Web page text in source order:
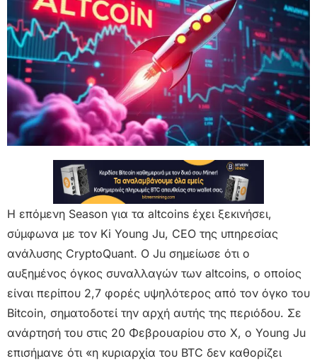
Η επόμενη Season για τα altcoins έχει ξεκινήσει,
σύμφωνα με τον Ki Young Ju, CEO της υπηρεσίας
ανάλυσης CryptoQuant. Ο Ju σημείωσε ότι ο
αυξημένος όγκος συναλλαγών των altcoins, ο οποίος
είναι περίπου 2,7 φορές υψηλότερος από τον όγκο του
Bitcoin, σηματοδοτεί την αρχή αυτής της περιόδου. Σε
ανάρτησή του στις 20 Φεβρουαρίου στο X, ο Young Ju
επισήμανε ότι «η κυριαρχία του BTC δεν καθορίζει